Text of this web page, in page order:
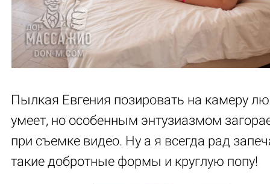
Пылкая Евгения позировать на камеру
умеет, но особенным энтузиазмом
при съемке видео. Ну а я всегда рад
такие добротные формы и круглую попу!